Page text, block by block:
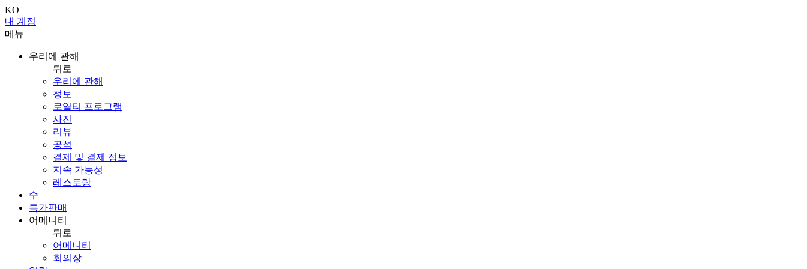
KO
내 계정
메뉴
우리에 관해
뒤로
우리에 관해
정보
로열티 프로그램
사진
리뷰
공석
결제 및 결제 정보
지속 가능성
레스토랑
수
특가판매
어메니티
뒤로
어메니티
회의장